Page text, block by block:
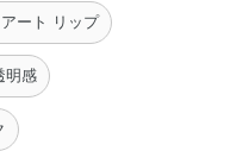
ート リップ
明感